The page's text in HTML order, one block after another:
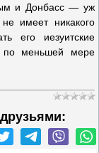
и Донбасс — уж
имеет никакого
его иезуитские
по меньшей мере